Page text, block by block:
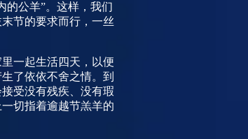
的公羊”。这样，我们
节的要求而行，一丝
一起生活四天，以便
了依依不舍之情。到
受没有残疾、没有瑕
切指着逾越节羔羊的